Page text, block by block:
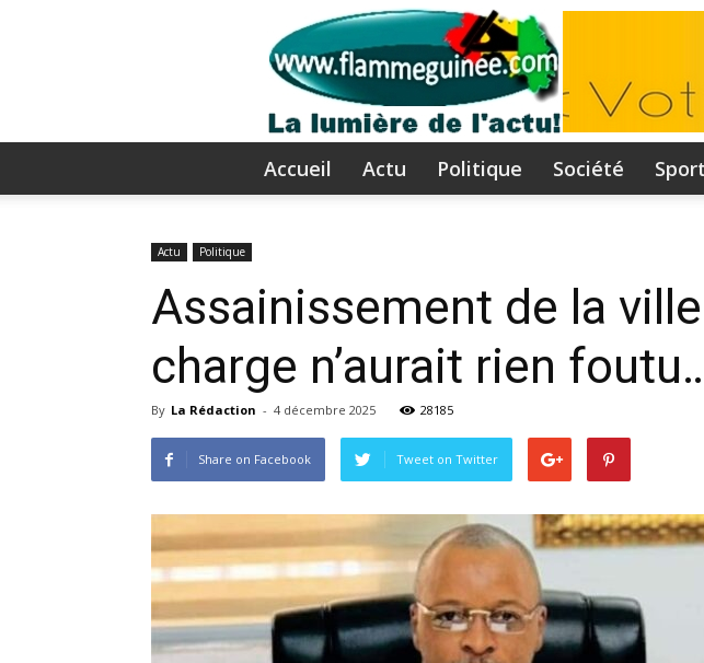
Accueil Actu Politique Société Sport
Actu Politique
Assainissement de la
charge n’aurait rien
By La Rédaction - 4 décembre 2025 28185
Share on Facebook Tweet on Twitter